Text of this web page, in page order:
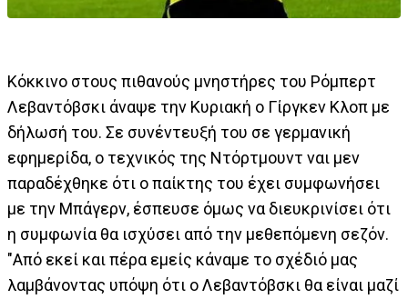
Κόκκινο στους πιθανούς μνηστήρες του Ρόμπερτ
Λεβαντόβσκι άναψε την Κυριακή ο Γίργκεν Κλοπ με
δήλωσή του. Σε συνέντευξή του σε γερμανική
εφημερίδα, ο τεχνικός της Ντόρτμουντ ναι μεν
παραδέχθηκε ότι ο παίκτης του έχει συμφωνήσει
με την Μπάγερν, έσπευσε όμως να διευκρινίσει ότι
η συμφωνία θα ισχύσει από την μεθεπόμενη σεζόν.
"Από εκεί και πέρα εμείς κάναμε το σχέδιό μας
λαμβάνοντας υπόψη ότι ο Λεβαντόβσκι θα είναι μαζί